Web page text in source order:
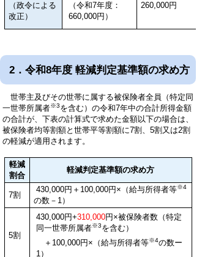
（政令による
改正）
（令和7年度：
660,000円）
260,000円
2．令和8年度 軽減判定基準額の求め方
世帯主及びその世帯に属する被保険者全員（特定同
一世帯所属者※3を含む）の令和7年中の合計所得金額
の合計が、下表の計算式で求めた金額以下の場合は、
被保険者均等割額と世帯平等割額に7割、5割又は2割
の軽減が適用されます。
軽減
割合
軽減判定基準額の求め方
7割
430,000円＋100,000円×（給与所得者等※4
の数－1）
5割
430,000円+310,000円×被保険者数（特定
同一世帯所属者※3を含む）
＋100,000円×（給与所得者等※4の数ー
1）